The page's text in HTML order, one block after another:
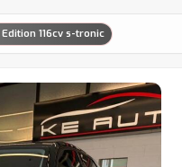
116cv s-tronic